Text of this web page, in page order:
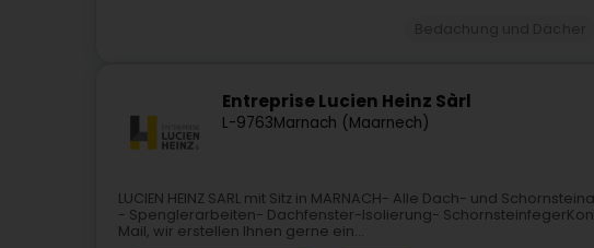
Entreprise Lucien Heinz Sàrl
L-9763Marnach (Maarnech)
LUCIEN HEINZ SARL mit Sitz in MARNACH- Alle Dach- und
- Spenglerarbeiten- Dachfenster-Isolierung-
Mail, wir erstellen Ihnen gerne ein...